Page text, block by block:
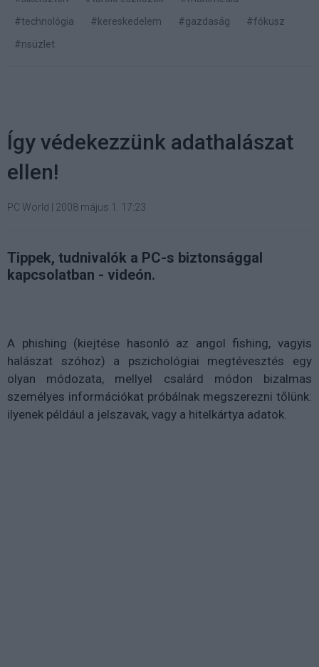
#technológia
#kereskedelem #gazdaság
#fókusz
#nsüzlet
Így védekezzünk adathalászat
ellen!
PC World 2008 május 1. 17:23
Tippek, tudnivalók a PC-s biztonsággal
kapcsolatban - videón.
A phishing (kiejtése hasonló az angol fishing, vagyis
halászat szóhoz) a pszichológiai megtévesztés egy
olyan módozata, mellyel csalárd módon bizalmas
személyes információkat próbálnak megszerezni tőlünk:
ilyenek például a jelszavak, vagy a hitelkártya adatok.